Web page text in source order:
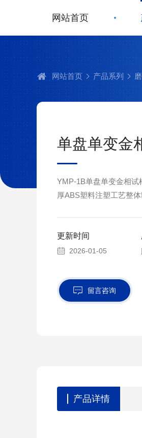
网站首页
网站首页 产品系列
单盘单变金
YMP-1B单盘单变金相试
厚ABS塑料注塑工艺整
整，从而使本机具更广
设备。
更新时间
2026-01-05
留言咨询
产品详情